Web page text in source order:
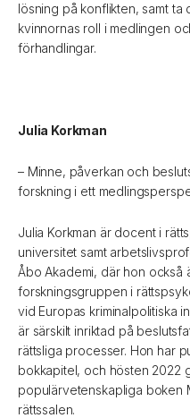
lösning på konflikten, samt
kvinnornas roll i medlingen
förhandlingar.
Julia Korkman
– Minne, påverkan och
forskning i ett
Julia Korkman är docent i
universitet samt
Åbo Akademi, där hon
forskningsgruppen i
vid Europas kriminalpolitiska
är särskilt inriktad på
rättsliga processer. Hon har
bokkapitel, och hösten 2022
populärvetenskapliga boken
rättssalen.